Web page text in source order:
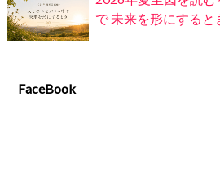
で 未来を形にすると
FaceBook